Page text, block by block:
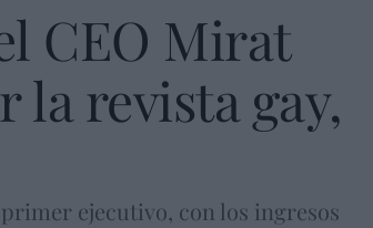
CEO Mirat
la revista gay,
ejecutivo, con los ingresos